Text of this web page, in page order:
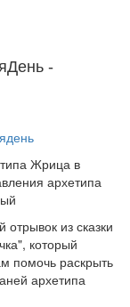
-
Жрица в
архетипа
отрывок из сказки
который
помочь раскрыть
архетипа